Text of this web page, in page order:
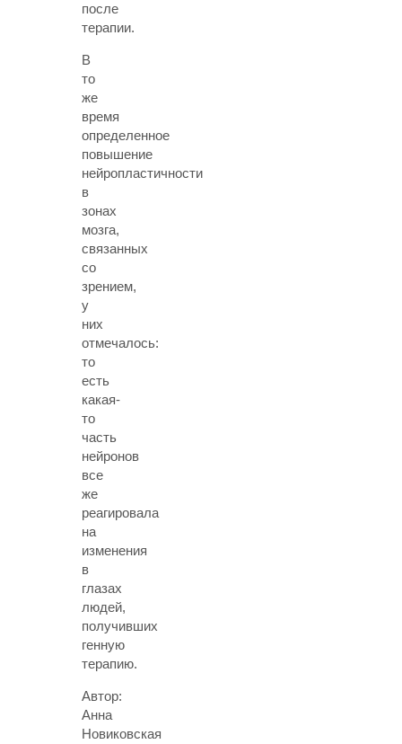
после
терапии.
В
то
же
время
определенное
повышение
нейропластичности
в
зонах
мозга,
связанных
со
зрением,
у
них
отмечалось:
то
есть
какая-
то
часть
нейронов
все
же
реагировала
на
изменения
в
глазах
людей,
получивших
генную
терапию.
Автор:
Анна
Новиковская